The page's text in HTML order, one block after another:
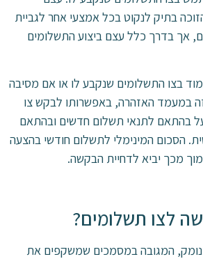
בתיק לנקוט בכל אמצעי אחר לגביית
אך בדרך כלל עצם ביצוע התשלומים
בצו התשלומים שנקבע לו או אם מסיבה
במעמד האזהרה, באפשרותו לבקש צו
בהתאם לתנאי תשלום חדשים ובהתאם
הסכום המינימלי לתשלום חודשי בהצעה
לצו תשלומים?
המגובה במסמכים שמשקפים את